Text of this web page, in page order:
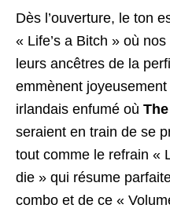
Dès l’ouverture, le ton
« Life’s a Bitch » où
leurs ancêtres de la
emmènent joyeusement
irlandais enfumé où
seraient en train de se
tout comme le refrain «
die » qui résume
combo et de ce «